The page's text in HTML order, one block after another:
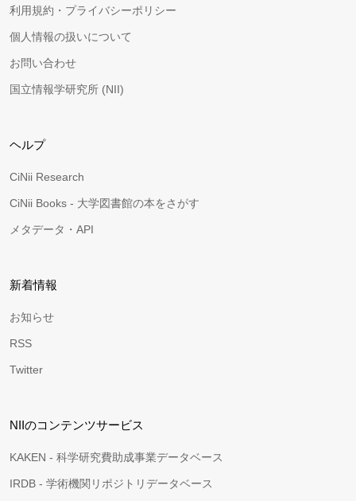
利用規約・プライバシーポリシー
個人情報の扱いについて
お問い合わせ
国立情報学研究所 (NII)
ヘルプ
CiNii Research
CiNii Books - 大学図書館の本をさがす
メタデータ・API
新着情報
お知らせ
RSS
Twitter
NIIのコンテンツサービス
KAKEN - 科学研究費助成事業データベース
IRDB - 学術機関リポジトリデータベース